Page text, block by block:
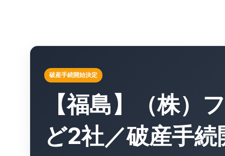
破産手続開始決定
【福島】（株）
ど2社／破産手続